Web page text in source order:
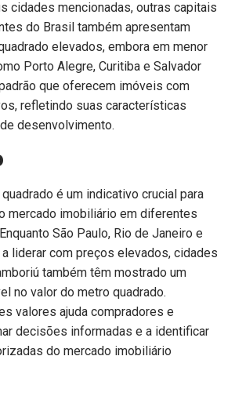
cidades mencionadas, outras capitais
do Brasil também apresentam
elevados, embora em menor
Porto Alegre, Curitiba e Salvador
que oferecem imóveis com
refletindo suas características
desenvolvimento.
é um indicativo crucial para
mercado imobiliário em diferentes
São Paulo, Rio de Janeiro e
a liderar com preços elevados, cidades
também têm mostrado um
no valor do metro quadrado.
valores ajuda compradores e
decisões informadas e a identificar
do mercado imobiliário